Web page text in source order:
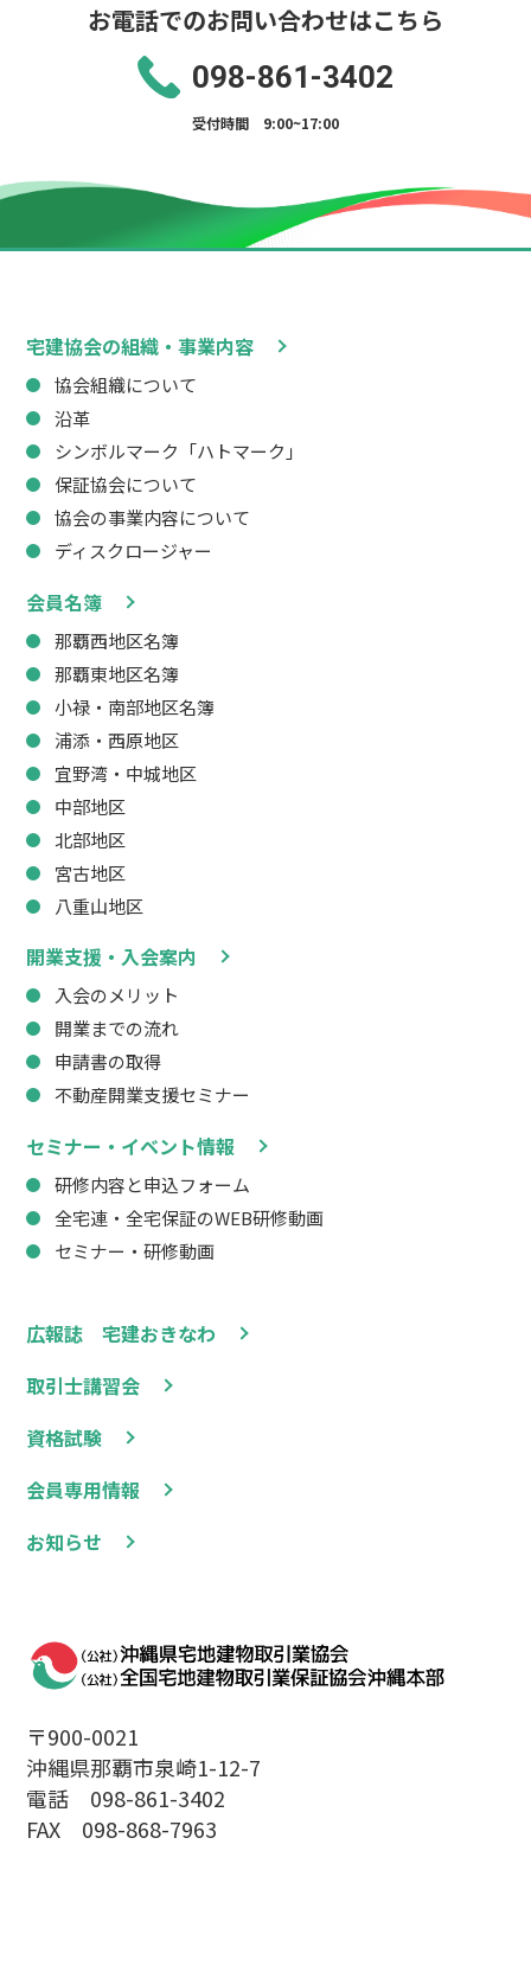
お電話でのお問い合わせはこちら
098-861-3402
受付時間 9:00~17:00
広報誌 宅建おきなわ
取引士講習会
資格試験
会員専用情報
お知らせ
宅建協会の組織・事業内容
協会組織について
沿革
シンボルマーク「ハトマーク」
保証協会について
協会の事業内容について
ディスクロージャー
会員名簿
那覇西地区名簿
那覇東地区名簿
小禄・南部地区名簿
浦添・西原地区
宜野湾・中城地区
中部地区
北部地区
宮古地区
八重山地区
開業支援・入会案内
入会のメリット
開業までの流れ
申請書の取得
不動産開業支援セミナー
セミナー・イベント情報
研修内容と申込フォーム
全宅連・全宅保証のWEB研修動画
セミナー・研修動画
〒900-0021
沖縄県那覇市泉崎1-12-7
電話 098-861-3402
FAX 098-868-7963